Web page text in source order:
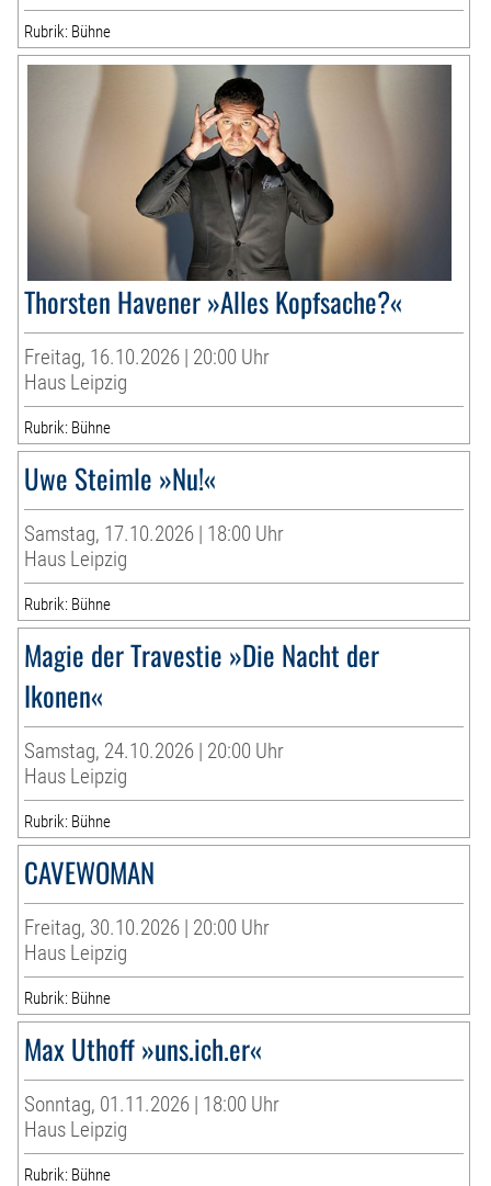
Rubrik: Bühne
Thorsten Havener »Alles Kopfsache?«
Freitag, 16.10.2026 | 20:00 Uhr
Haus Leipzig
Rubrik: Bühne
Uwe Steimle »Nu!«
Samstag, 17.10.2026 | 18:00 Uhr
Haus Leipzig
Rubrik: Bühne
Magie der Travestie »Die Nacht der
Ikonen«
Samstag, 24.10.2026 | 20:00 Uhr
Haus Leipzig
Rubrik: Bühne
CAVEWOMAN
Freitag, 30.10.2026 | 20:00 Uhr
Haus Leipzig
Rubrik: Bühne
Max Uthoff »uns.ich.er«
Sonntag, 01.11.2026 | 18:00 Uhr
Haus Leipzig
Rubrik: Bühne